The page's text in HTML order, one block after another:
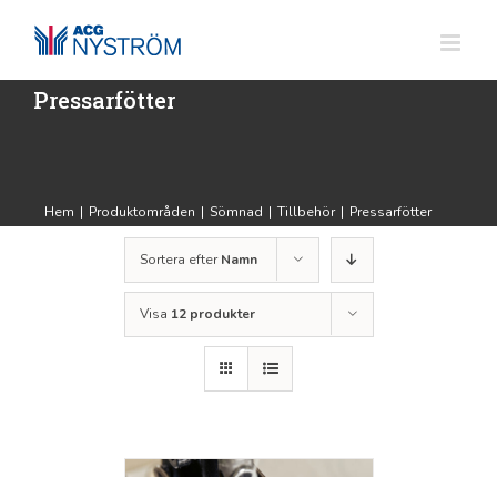
innehållet
Pressarfötter
Hem | Produktområden | Sömnad | Tillbehör | Pressarfötter
Sortera efterNamn
Visa 12 produkter